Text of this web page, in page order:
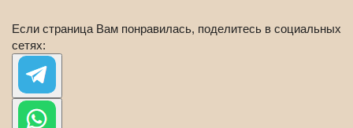
Если страница Вам понравилась, поделитесь в социальных
сетях: